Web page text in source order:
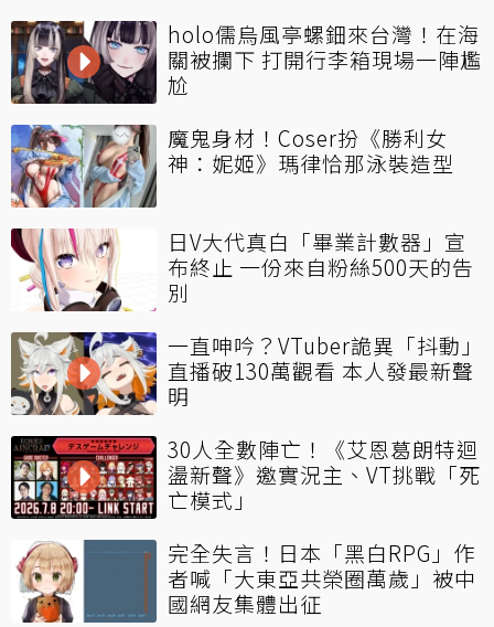
holo儒烏風亭螺鈿來台灣！在海
關被攔下 打開行李箱現場一陣尷
尬
魔鬼身材！Coser扮《勝利女
神：妮姬》瑪律恰那泳裝造型
日V大代真白「畢業計數器」宣
布終止 一份來自粉絲500天的告
別
一直呻吟？VTuber詭異「抖動」
直播破130萬觀看 本人發最新聲
明
30人全數陣亡！《艾恩葛朗特迴
盪新聲》邀實況主、VT挑戰「死
亡模式」
完全失言！日本「黑白RPG」作
者喊「大東亞共榮圈萬歲」被中
國網友集體出征